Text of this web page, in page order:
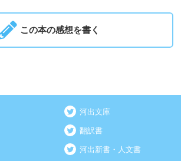
この本の感想を書く
河出文庫
翻訳書
河出新書・人文書